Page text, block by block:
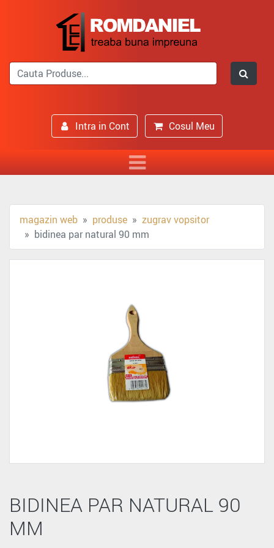
Intra in Cont Cosul Meu
magazin web produse
zugrav vopsitor
bidinea par natural 90 mm
BIDINEA PAR NATURAL 90
MM